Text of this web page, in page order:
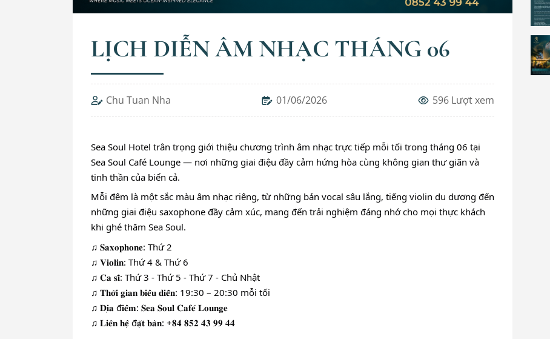
LỊCH DIỄN ÂM NHẠC THÁNG 06
Chu Tuan Nha 01/06/2026 596 Lượt xem
Sea Soul Hotel trân trọng giới thiệu chương trình âm nhạc trực tiếp mỗi tối trong tháng 06 tại
Sea Soul Café Lounge — nơi những giai điệu đầy cảm hứng hòa cùng không gian thư giãn và
tinh thần của biển cả.
Mỗi đêm là một sắc màu âm nhạc riêng, từ những bản vocal sâu lắng, tiếng violin du dương đến
những giai điệu saxophone đầy cảm xúc, mang đến trải nghiệm đáng nhớ cho mọi thực khách
khi ghé thăm Sea Soul.
♫ 𝐒𝐚𝐱𝐨𝐩𝐡𝐨𝐧𝐞: Thứ 2
♫ 𝐕𝐢𝐨𝐥𝐢𝐧: Thứ 4 & Thứ 6
♫ 𝐂𝐚 𝐬𝐢̃: Thứ 3 - Thứ 5 - Thứ 7 - Chủ Nhật
♫ 𝐓𝐡𝐨̛̀𝐢 𝐠𝐢𝐚𝐧 𝐛𝐢𝐞̂̉𝐮 𝐝𝐢𝐞̂̃𝐧: 19:30 – 20:30 mỗi tối
♫ 𝐃𝐢̣𝐚 đ𝐢𝐞̂̉𝐦: 𝐒𝐞𝐚 𝐒𝐨𝐮𝐥 𝐂𝐚𝐟𝐞́ 𝐋𝐨𝐮𝐧𝐠𝐞
♫ 𝐋𝐢𝐞̂𝐧 𝐡𝐞̣̂ đ𝐚̣̆𝐭 𝐛𝐚̀𝐧: +𝟖𝟒 𝟖𝟓𝟐 𝟒𝟑 𝟗𝟗 𝟒𝟒